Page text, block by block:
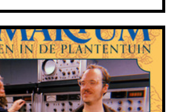
BEARS (AKA DE BEREN
VANHEERENTALS